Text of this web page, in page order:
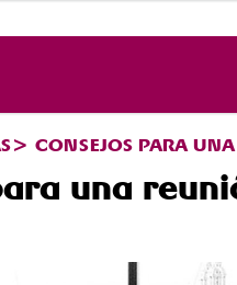
CONSEJOS PARA
una